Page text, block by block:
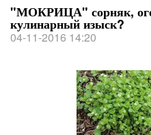
"МОКРИЦА" сорняк,
кулинарный изыск?
04-11-2016 14:20